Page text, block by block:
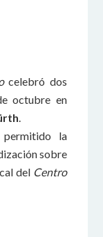
celebró dos
octubre en
.
la
sobre
del Centro